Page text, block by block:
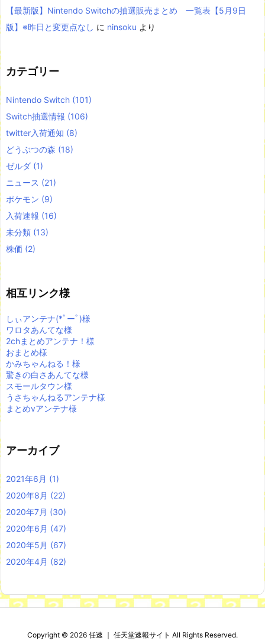
【最新版】Nintendo Switchの抽選販売まとめ 一覧表【5月9日
版】※昨日と変更点なし に ninsoku より
カテゴリー
Nintendo Switch (101)
Switch抽選情報 (106)
twitter入荷通知 (8)
どうぶつの森 (18)
ゼルダ (1)
ニュース (21)
ポケモン (9)
入荷速報 (16)
未分類 (13)
株価 (2)
相互リンク様
しぃアンテナ(*ﾟーﾟ)様
ワロタあんてな様
2chまとめアンテナ！様
おまとめ様
かみちゃんねる！様
驚きの白さあんてな様
スモールタウン様
うさちゃんねるアンテナ様
まとめvアンテナ様
アーカイブ
2021年6月 (1)
2020年8月 (22)
2020年7月 (30)
2020年6月 (47)
2020年5月 (67)
2020年4月 (82)
Copyright © 2026 任速 ｜ 任天堂速報サイト All Rights Reserved.